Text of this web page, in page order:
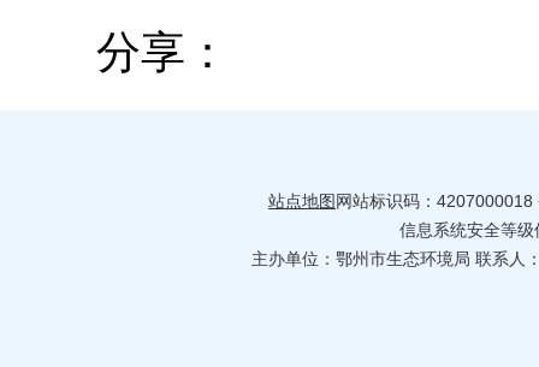
分享：
站点地图网站标识码：
信息系统安全等
主办单位：鄂州市生态环境局 联系人